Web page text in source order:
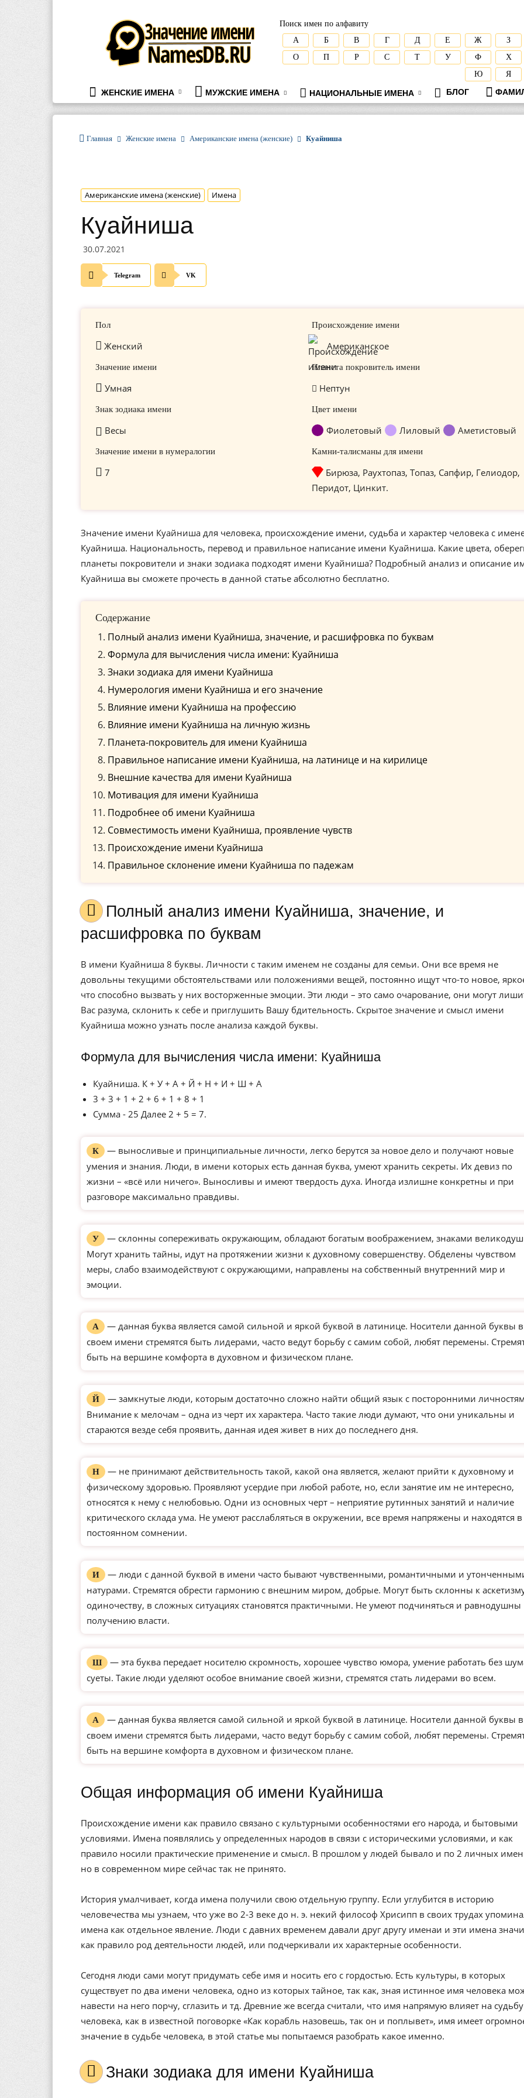
namesdb.ru
Поиск имен по алфавиту
А
Б В Г Д Е Ж
З
О
П Р С Т У Ф
Х
Ю
Я
ЖЕНСКИЕ ИМЕНА МУЖСКИЕ ИМЕНА НАЦИОНАЛЬНЫЕ ИМЕНА БЛОГ
Главная Женские имена Американские имена (женские) Куайниша
Американские имена (женские) Имена
Куайниша
30.07.2021
Telegram VK
Пол
Женский
Происхождение имени
Американское
Значение имени
Умная
Планета покровитель имени
Нептун
Знак зодиака имени
Весы
Цвет имени
Фиолетовый Лиловый Аметистовый
Значение имени в нумералогии
7
Камни-талисманы для имени
Бирюза, Раухтопаз, Топаз, Сапфир, Гелиодор,
Перидот, Цинкит.
Значение имени Куайниша для человека, происхождение имени, судьба и характер человека с
Куайниша. Национальность, перевод и правильное написание имени Куайниша. Какие цвета,
планеты покровители и знаки зодиака подходят имени Куайниша? Подробный анализ и описание
Куайниша вы сможете прочесть в данной статье абсолютно бесплатно.
Содержание
Полный анализ имени Куайниша, значение, и расшифровка по буквам
Формула для вычисления числа имени: Куайниша
Знаки зодиака для имени Куайниша
Нумерология имени Куайниша и его значение
Влияние имени Куайниша на профессию
Влияние имени Куайниша на личную жизнь
Планета-покровитель для имени Куайниша
Правильное написание имени Куайниша, на латинице и на кирилице
Внешние качества для имени Куайниша
Мотивация для имени Куайниша
Подробнее об имени Куайниша
Совместимость имени Куайниша, проявление чувств
Происхождение имени Куайниша
Правильное склонение имени Куайниша по падежам
Полный анализ имени Куайниша, значение, и
расшифровка по буквам
В имени Куайниша 8 буквы. Личности с таким именем не созданы для семьи. Они все время не
довольны текущими обстоятельствами или положениями вещей, постоянно ищут что-то новое,
что способно вызвать у них восторженные эмоции. Эти люди – это само очарование, они могут
Вас разума, склонить к себе и приглушить Вашу бдительность. Скрытое значение и смысл имени
Куайниша можно узнать после анализа каждой буквы.
Формула для вычисления числа имени: Куайниша
Куайниша. К + У + А + Й + Н + И + Ш + А
3 + 3 + 1 + 2 + 6 + 1 + 8 + 1
Сумма - 25 Далее 2 + 5 = 7.
К
— выносливые и принципиальные личности, легко берутся за новое дело и получают новые
умения и знания. Люди, в имени которых есть данная буква, умеют хранить секреты. Их девиз по
жизни – «всё или ничего». Выносливы и имеют твердость духа. Иногда излишне конкретны и при
разговоре максимально правдивы.
У
— склонны сопереживать окружающим, обладают богатым воображением, знаками
Могут хранить тайны, идут на протяжении жизни к духовному совершенству. Обделены чувством
меры, слабо взаимодействуют с окружающими, направлены на собственный внутренний мир и
эмоции.
А
— данная буква является самой сильной и яркой буквой в латинице. Носители данной буквы в
своем имени стремятся быть лидерами, часто ведут борьбу с самим собой, любят перемены.
быть на вершине комфорта в духовном и физическом плане.
Й
— замкнутые люди, которым достаточно сложно найти общий язык с посторонними
Внимание к мелочам – одна из черт их характера. Часто такие люди думают, что они уникальны и
стараются везде себя проявить, данная идея живет в них до последнего дня.
Н
— не принимают действительность такой, какой она является, желают прийти к духовному и
физическому здоровью. Проявляют усердие при любой работе, но, если занятие им не интересно,
относятся к нему с нелюбовью. Одни из основных черт – неприятие рутинных занятий и наличие
критического склада ума. Не умеют расслабляться в окружении, все время напряжены и находятся в
постоянном сомнении.
И
— люди с данной буквой в имени часто бывают чувственными, романтичными и
натурами. Стремятся обрести гармонию с внешним миром, добрые. Могут быть склонны к
одиночеству, в сложных ситуациях становятся практичными. Не умеют подчиняться и равнодушны
получению власти.
Ш
— эта буква передает носителю скромность, хорошее чувство юмора, умение работать без
суеты. Такие люди уделяют особое внимание своей жизни, стремятся стать лидерами во всем.
А
— данная буква является самой сильной и яркой буквой в латинице. Носители данной буквы в
своем имени стремятся быть лидерами, часто ведут борьбу с самим собой, любят перемены.
быть на вершине комфорта в духовном и физическом плане.
Общая информация об имени Куайниша
Происхождение имени как правило связано с культурными особенностями его народа, и бытовыми
условиями. Имена появлялись у определенных народов в связи с историческими условиями, и как
правило носили практические применение и смысл. В прошлом у людей бывало и по 2 личных
но в современном мире сейчас так не принято.
История умалчивает, когда имена получили свою отдельную группу. Если углубится в историю
человечества мы узнаем, что уже во 2-3 веке до н. э. некий философ Хрисипп в своих трудах
имена как отдельное явление. Люди с давних временем давали друг другу именаи и эти имена
как правило род деятельности людей, или подчеркивали их характерные особенности.
Сегодня люди сами могут придумать себе имя и носить его с гордостью. Есть культуры, в которых
существует по два имени человека, одно из которых тайное, так как, зная истинное имя человека
навести на него порчу, сглазить и тд. Древние же всегда считали, что имя напрямую влияет на судьбу
человека, как в известной поговорке «Как корабль назовешь, так он и поплывет», имя имеет
значение в судьбе человека, в этой статье мы попытаемся разобрать какое именно.
Знаки зодиака для имени Куайниша